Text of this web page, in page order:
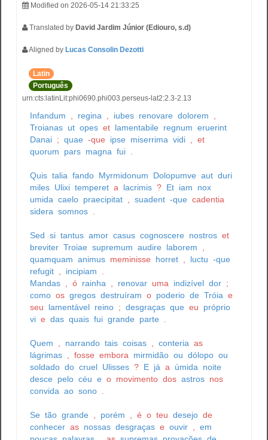
Modified on 2026-05-14 21:33:25
Translated by David Jardim Júnior (Ediouro, s.d)
Aligned by Lucas Consolin Dezotti
Latin
Português
urn:cts:latinLit:phi0690.phi003.perseus-lat2:2.3-2.13
Infandum regina iubes renovare dolorem
Troianas ut opes et lamentabile regnum eruerint
Danai ; quae -que ipse miserrima vidi
et
quorum
pars magna fui
Quis talia fando Myrmidonum Dolopumve aut duri
miles Ulixi temperet a lacrimis ? Et iam
nox
umida caelo praecipitat suadent -que cadentia
sidera somnos
Sed si tantus amor casus cognoscere nostros et
breviter Troiae supremum audire laborem
quamquam animus meminisse horret luctu -que
refugit
incipiam
Mandas
ó rainha renovar uma indizível dor ;
como os gregos destruíram o poderio de Tróia e
seu
lamentável reino ; desgraças que eu
próprio
vi e das quais fui grande parte
Quem narrando tais coisas conteria as
lágrimas
fosse embora mirmidão ou dólopo ou
soldado do cruel Ulisses ? E já a úmida
noite
desce
pelo céu e o movimento dos astros nos
convida ao sono
Se tão grande porém é o teu desejo de
conhecer as nossas desgraças e ouvir
em